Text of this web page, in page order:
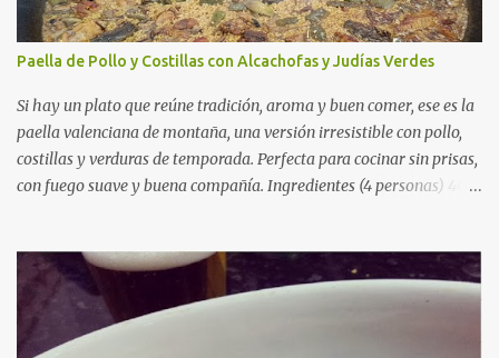
Paella de Pollo y Costillas con Alcachofas y Judías Verdes
Si hay un plato que reúne tradición, aroma y buen comer, ese es la
paella valenciana de montaña, una versión irresistible con pollo,
costillas y verduras de temporada. Perfecta para cocinar sin prisas,
con fuego suave y buena compañía. Ingredientes (4 personas) 400
verdes planas 2 tomates maduros rallados 1,2 litros de caldo de
pollo (o agua) 1 cucharadita de hebras de azafrán 1 cucharadita de
pimentón dulce 2 dientes de ajo Aceite de oliva virgen extra Sal al
gusto (Opcional) una ramita de romero Elaboración 1. Prepara las